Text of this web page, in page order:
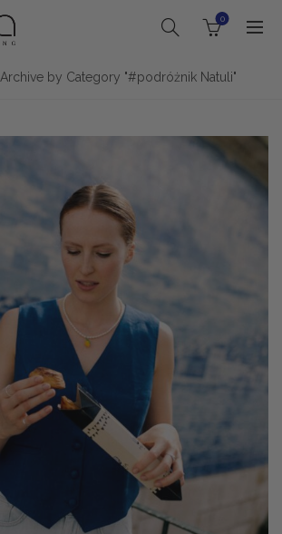
0
Archive by Category "#podróżnik Natuli"